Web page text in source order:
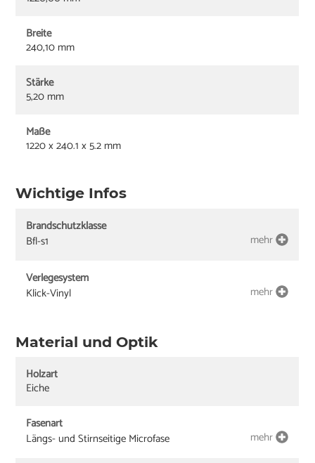
Breite
240,10 mm
Stärke
5,20 mm
Maße
1220 x 240.1 x 5.2 mm
Wichtige Infos
Brandschutzklasse
Bfl-s1
mehr
Verlegesystem
Klick-Vinyl
mehr
Material und Optik
Holzart
Eiche
Fasenart
Längs- und Stirnseitige Microfase
mehr